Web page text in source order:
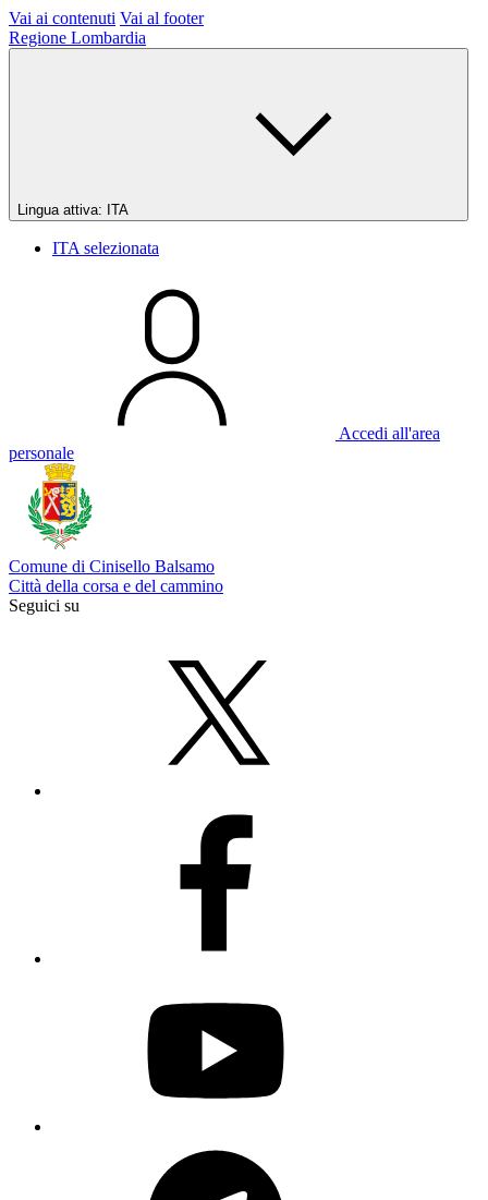
Vai ai contenuti Vai al footer
Regione Lombardia
Lingua attiva: ITA
ITA selezionata
Accedi all'area
personale
Comune di Cinisello Balsamo
Città della corsa e del cammino
Seguici su